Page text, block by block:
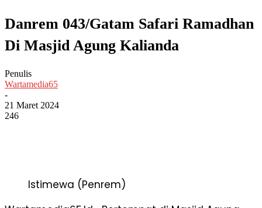
Danrem 043/Gatam Safari Ramadhan
Di Masjid Agung Kalianda
Penulis
Wartamedia65
-
21 Maret 2024
246
Istimewa (Penrem)